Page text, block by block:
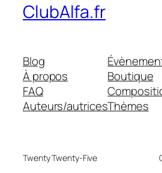
ClubAlfa.fr
Blog
À propos
FAQ
Auteurs/autrices
Boutique
Thèmes
Twenty Twenty-Five